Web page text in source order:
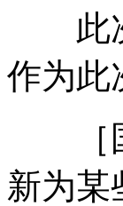
此次
作为此
［国
新为某